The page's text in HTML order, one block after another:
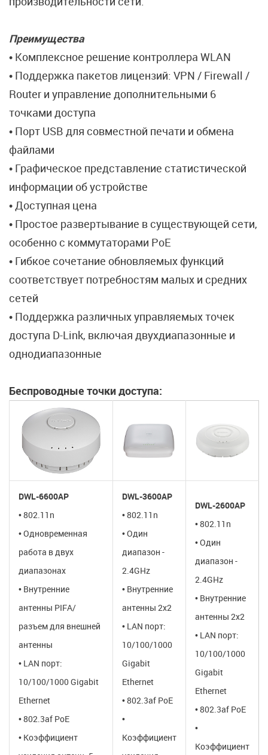
Преимущества
• Комплексное решение контроллера WLAN
• Поддержка пакетов лицензий: VPN / Firewall /
Router и управление дополнительными 6
точками доступа
• Порт USB для совместной печати и обмена
файлами
• Графическое представление статистической
информации об устройстве
• Доступная цена
• Простое развертывание в существующей сети,
особенно с коммутаторами PoE
• Гибкое сочетание обновляемых функций
соответствует потребностям малых и средних
сетей
• Поддержка различных управляемых точек
доступа D-Link, включая двухдиапазонные и
однодиапазонные
Беспроводные точки доступа:
DWL-6600AP
• 802.11n
• Одновременная
работа в двух
диапазонах
• Внутренние
антенны PIFA/
разъем для внешней
антенны
• LAN порт:
10/100/1000 Gigabit
Ethernet
• 802.3af PoE
• Коэффициент
DWL-3600AP
• 802.11n
• Один
диапазон -
2.4GHz
• Внутренние
антенны 2х2
• LAN порт:
10/100/1000
Gigabit
Ethernet
• 802.3af PoE
•
Коэффициент
DWL-2600AP
• 802.11n
• Один
диапазон -
2.4GHz
• Внутренние
антенны 2х2
• LAN порт:
10/100/1000
Gigabit
Ethernet
• 802.3af PoE
•
Коэффициент